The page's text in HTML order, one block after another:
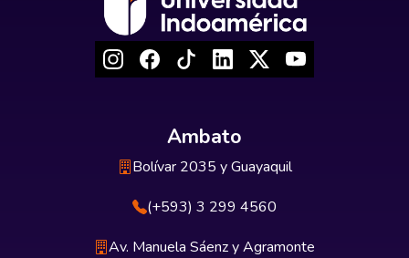
Ambato
Bolívar 2035 y Guayaquil
(+593) 3 299 4560
Av. Manuela Sáenz y Agramonte